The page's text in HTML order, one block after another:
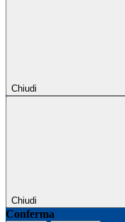
Chiudi
Chiudi
Conferma